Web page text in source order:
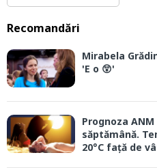
Recomandări
Mirabela
'E o 😲'
Prognoza
săptămână.
20°C față de